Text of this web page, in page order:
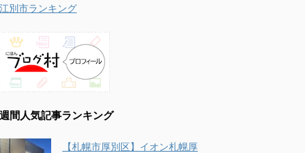
江別市ランキング
週間人気記事ランキング
【札幌市厚別区】イオン札幌厚